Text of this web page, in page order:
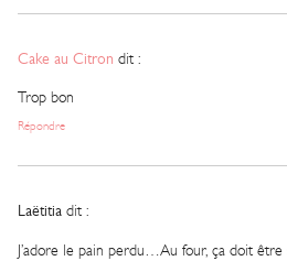
Cake au Citron dit :
Trop bon
Répondre
Laëtitia dit :
J’adore le pain perdu…Au four, ça doit être